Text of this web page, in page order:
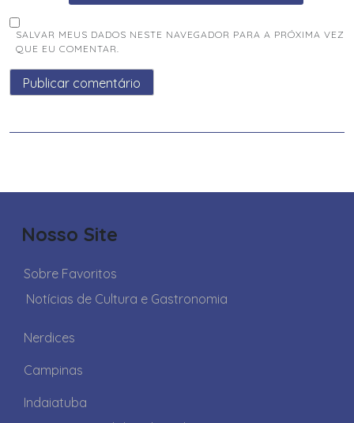
SALVAR MEUS DADOS NESTE NAVEGADOR PARA A PRÓXIMA VEZ
QUE EU COMENTAR.
Nosso Site
Sobre Favoritos
Notícias de Cultura e Gastronomia
Nerdices
Campinas
Indaiatuba